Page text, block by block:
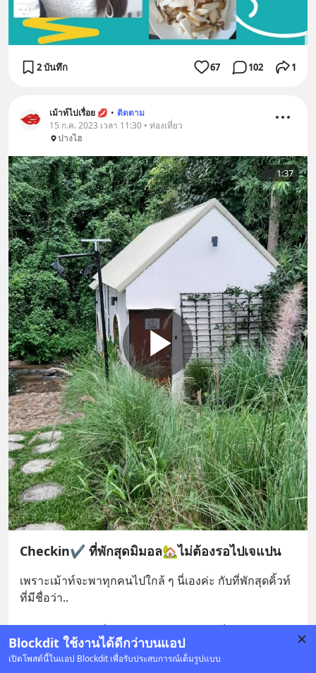
Blockdit ใช้งานได้ดีกว่าบนแอป
เปิดโพสต์นี้ในแอป Blockdit เพื่อรับประสบการณ์เต็มรูปแบบ
2 บันทึก 67 102 1
เม้าท์ไปเรื่อย 💋 • ติดตาม
15 ก.ค. 2023 เวลา 11:30 • ท่องเที่ยว
ปางไฮ
1:37
Checkin✔ ที่พักสุดมิมอล🏡ไม่ต้องรอไปเจแปน
เพราะเม้าท์จะพาทุกคนไปใกล้ ๆ นี่เองค่ะ กับที่พักสุดคิ้วท์
ที่มีชื่อว่า..
ปางไฮโซ 🏡 อยู่ที่บ้านปางไฮ ตำบลเทพเสด็ด จังหวัดเช
ดูเพิ่มเติม